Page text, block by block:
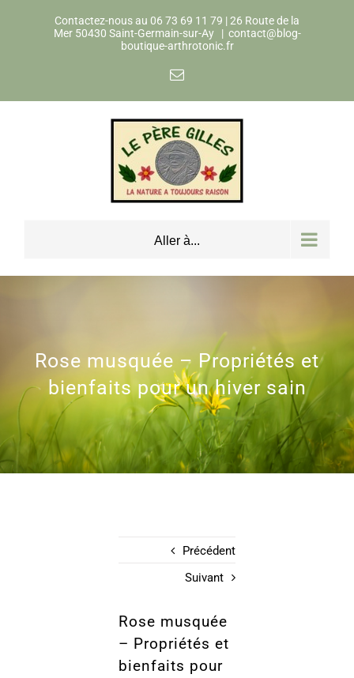
Contactez-nous au 06 73 69 11 79 | 26 Route de la
Mer 50430 Saint-Germain-sur-Ay
| contact@blog-
boutique-arthrotonic.fr
Email
Aller à...
Rose musquée – Propriétés et
bienfaits pour un hiver sain
Précédent
Suivant
Rose musquée
– Propriétés et
bienfaits pour